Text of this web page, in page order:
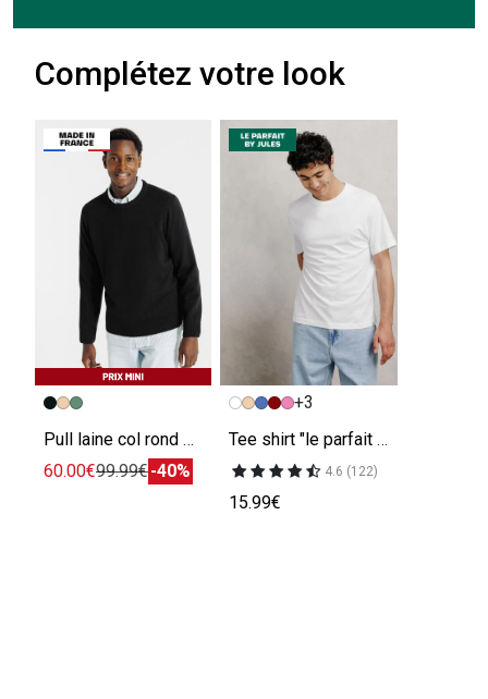
Complétez votre look
Pull laine col rond Made In France
60.00€99.99€-40%
+3
Tee shirt "le parfait by JULES"
4.6 (122)
15.99€